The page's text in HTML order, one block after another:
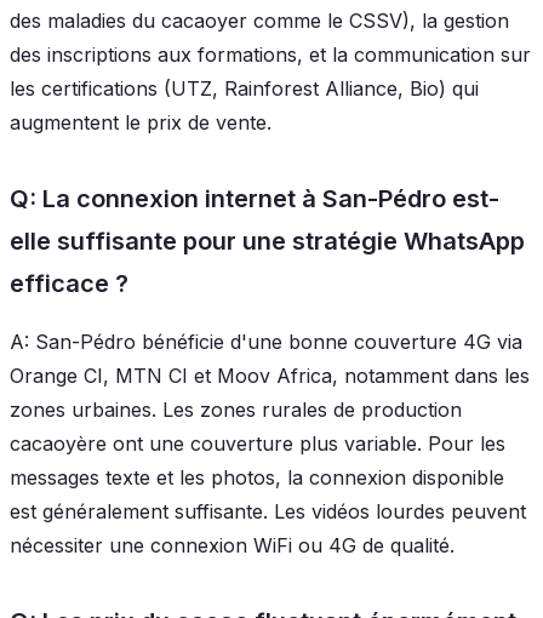
des maladies du cacaoyer comme le CSSV), la gestion
des inscriptions aux formations, et la communication sur
les certifications (UTZ, Rainforest Alliance, Bio) qui
augmentent le prix de vente.
Q: La connexion internet à San-Pédro est-
elle suffisante pour une stratégie WhatsApp
efficace ?
A: San-Pédro bénéficie d'une bonne couverture 4G via
Orange CI, MTN CI et Moov Africa, notamment dans les
zones urbaines. Les zones rurales de production
cacaoyère ont une couverture plus variable. Pour les
messages texte et les photos, la connexion disponible
est généralement suffisante. Les vidéos lourdes peuvent
nécessiter une connexion WiFi ou 4G de qualité.